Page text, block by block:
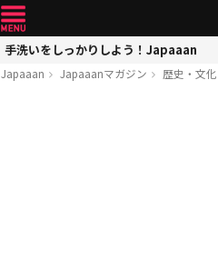
手洗いをしっかりしよう！Japaaan
Japaaan Japaaanマガジン 歴史・文化